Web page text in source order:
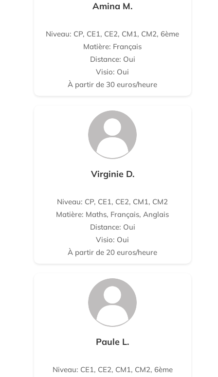
Amina M.
Niveau: CP, CE1, CE2, CM1, CM2, 6ème
Matière: Français
Distance: Oui
Visio: Oui
À partir de 30 euros/heure
Virginie D.
Niveau: CP, CE1, CE2, CM1, CM2
Matière: Maths, Français, Anglais
Distance: Oui
Visio: Oui
À partir de 20 euros/heure
Paule L.
Niveau: CE1, CE2, CM1, CM2, 6ème